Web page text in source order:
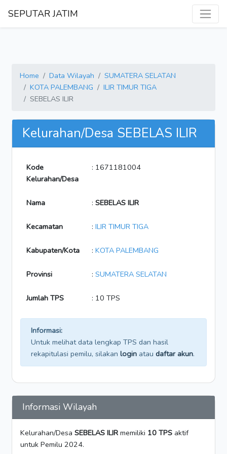
SEPUTAR JATIM
Home Data Wilayah
SUMATERA SELATAN
KOTA PALEMBANG
ILIR TIMUR TIGA
SEBELAS ILIR
Kelurahan/Desa SEBELAS ILIR
Kode
Kelurahan/Desa
: 1671181004
Nama : SEBELAS ILIR
Kecamatan : ILIR TIMUR TIGA
Kabupaten/Kota : KOTA PALEMBANG
Provinsi : SUMATERA SELATAN
Jumlah TPS : 10 TPS
Informasi:
Untuk melihat data lengkap TPS dan hasil
rekapitulasi pemilu, silakan login atau daftar akun.
Informasi Wilayah
Kelurahan/Desa SEBELAS ILIR memiliki 10 TPS aktif
untuk Pemilu 2024.